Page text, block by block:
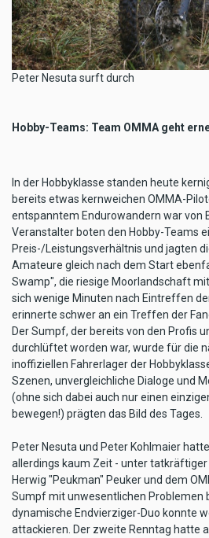
Peter Nesuta surft durch
Hobby-Teams: Team OMMA geht
In der Hobbyklasse standen heute
bereits etwas kernweichen OMMA-
entspanntem Endurowandern war von
Veranstalter boten den Hobby-Teams
Preis-/Leistungsverhältnis und jagten
Amateure gleich nach dem Start
Swamp", die riesige Moorlandschaft
sich wenige Minuten nach Eintreffen
erinnerte schwer an ein Treffen der
Der Sumpf, der bereits von den Profis
durchlüftet worden war, wurde für die
inoffiziellen Fahrerlager der
Szenen, unvergleichliche Dialoge und
(ohne sich dabei auch nur einen
bewegen!) prägten das Bild des Tages.
Peter Nesuta und Peter Kohlmaier
allerdings kaum Zeit - unter
Herwig "Peukman" Peuker und dem
Sumpf mit unwesentlichen Problemen
dynamische Endvierziger-Duo konnte
attackieren. Der zweite Renntag hatte